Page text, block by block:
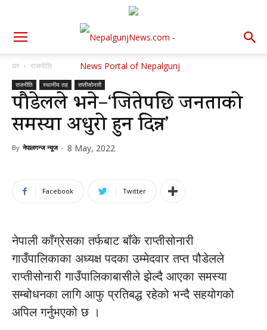
घर राजनीति
राजनीति स्थानीय तह राप्तीसोनारी
पौडेलले भने–‘जितेपछि जनताको
समस्या अधुरो हुन दिन्न’
By नेपालगन्ज न्यूज - 8 May, 2022
Facebook Twitter
नेपाली काँग्रेसका तर्फबाट बाँके राप्तीसोनारी
गाउँपालिकाका अध्यक्ष पदका उम्मेदवार तप्त पौडेलले
राप्तीसोनारी गाउँपालिकाबासीले झेल्दै आएका समस्या
सम्बोधनका लागि आफु प्रतिबद्ध रहेको भन्दै सहयोगको
अपिल गर्नुभएको छ ।